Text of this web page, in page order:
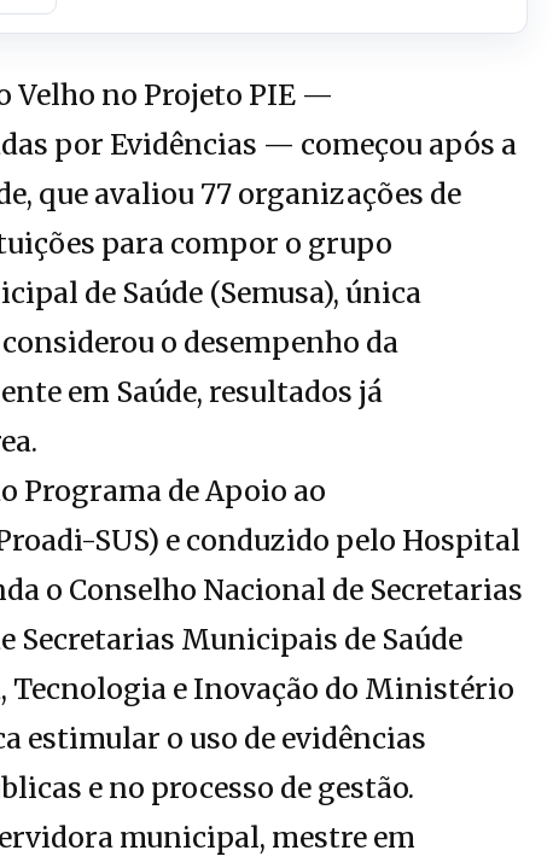
Velho no Projeto PIE —
por Evidências — começou após a
que avaliou 77 organizações de
para compor o grupo
de Saúde (Semusa), única
o desempenho da
em Saúde, resultados já
Programa de Apoio ao
SUS) e conduzido pelo Hospital
o Conselho Nacional de Secretarias
Secretarias Municipais de Saúde
Tecnologia e Inovação do Ministério
estimular o uso de evidências
e no processo de gestão.
municipal, mestre em